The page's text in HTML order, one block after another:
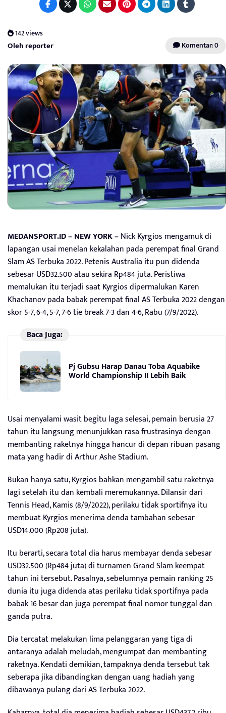
142 views
Oleh reporter Komentar: 0
MEDANSPORT.ID – NEW YORK –Nick Kyrgios mengamuk di
lapangan usai menelan kekalahan pada perempat final Grand
Slam AS Terbuka 2022. Petenis Australia itu pun didenda
sebesar USD32.500 atau sekira Rp484 juta. Peristiwa
memalukan itu terjadi saat Kyrgios dipermalukan Karen
Khachanov pada babak perempat final AS Terbuka 2022 dengan
skor 5-7, 6-4, 5-7, 7-6 tie break 7-3 dan 4-6, Rabu (7/9/2022).
Baca Juga:
Pj Gubsu Harap Danau Toba Aquabike
World Championship II Lebih Baik
Usai menyalami wasit begitu laga selesai, pemain berusia 27
tahun itu langsung menunjukkan rasa frustrasinya dengan
membanting raketnya hingga hancur di depan ribuan pasang
mata yang hadir di Arthur Ashe Stadium.
Bukan hanya satu, Kyrgios bahkan mengambil satu raketnya
lagi setelah itu dan kembali meremukannya. Dilansir dari
Tennis Head, Kamis (8/9/2022), perilaku tidak sportifnya itu
membuat Kyrgios menerima denda tambahan sebesar
USD14.000 (Rp208 juta).
Itu berarti, secara total dia harus membayar denda sebesar
USD32.500 (Rp484 juta) di turnamen Grand Slam keempat
tahun ini tersebut. Pasalnya, sebelumnya pemain ranking 25
dunia itu juga didenda atas perilaku tidak sportifnya pada
babak 16 besar dan juga perempat final nomor tunggal dan
ganda putra.
Dia tercatat melakukan lima pelanggaran yang tiga di
antaranya adalah meludah, mengumpat dan membanting
raketnya. Kendati demikian, tampaknya denda tersebut tak
seberapa jika dibandingkan dengan uang hadiah yang
dibawanya pulang dari AS Terbuka 2022.